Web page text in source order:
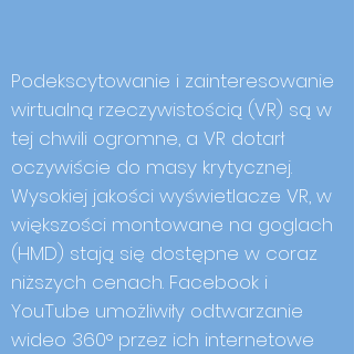
Podekscytowanie i zainteresowanie
wirtualną rzeczywistością (VR) są w
tej chwili ogromne, a VR dotarł
oczywiście do masy krytycznej.
Wysokiej jakości wyświetlacze VR, w
większości montowane na goglach
(HMD) stają się dostępne w coraz
niższych cenach. Facebook i
YouTube umożliwiły odtwarzanie
wideo 360° przez ich internetowe